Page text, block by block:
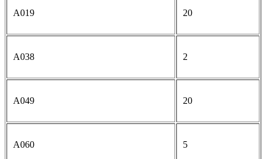
A019 20
A038 2
A049 20
A060 5